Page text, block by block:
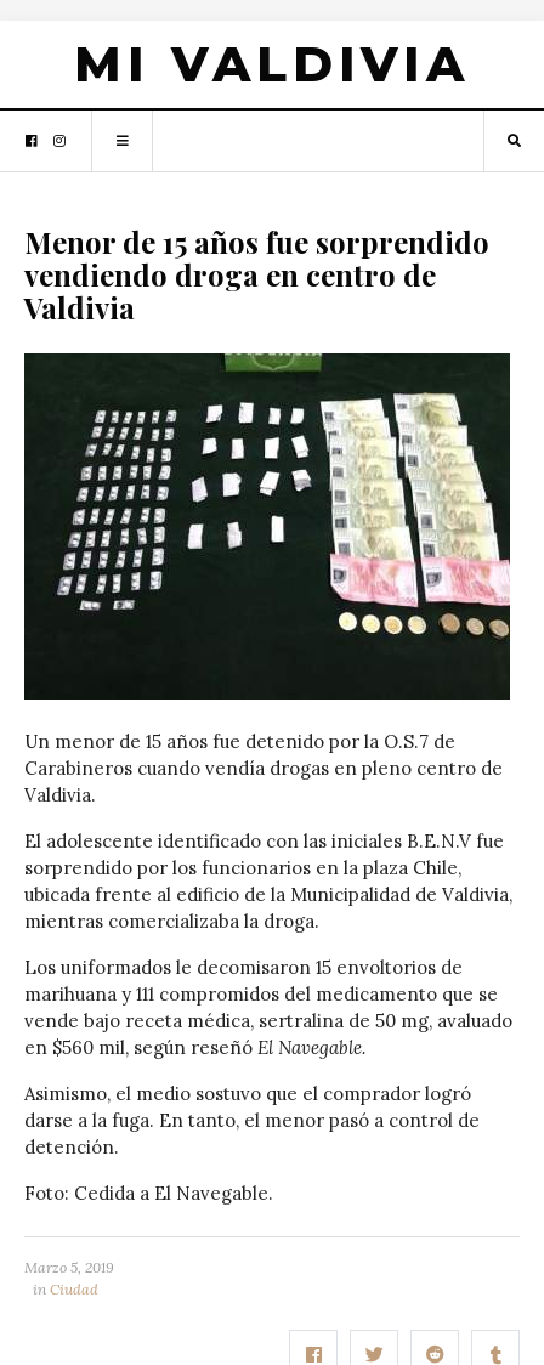
MI VALDIVIA
Menor de 15 años fue sorprendido
vendiendo droga en centro de
Valdivia
Un menor de 15 años fue detenido por la O.S.7 de
Carabineros cuando vendía drogas en pleno centro de
Valdivia.
El adolescente identificado con las iniciales B.E.N.V fue
sorprendido por los funcionarios en la plaza Chile,
ubicada frente al edificio de la Municipalidad de Valdivia,
mientras comercializaba la droga.
Los uniformados le decomisaron 15 envoltorios de
marihuana y 111 compromidos del medicamento que se
vende bajo receta médica, sertralina de 50 mg, avaluado
en $560 mil, según reseñó El Navegable.
Asimismo, el medio sostuvo que el comprador logró
darse a la fuga. En tanto, el menor pasó a control de
detención.
Foto: Cedida a El Navegable.
Marzo 5, 2019
in Ciudad